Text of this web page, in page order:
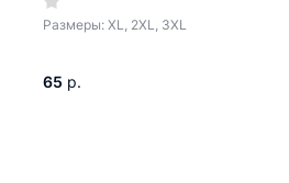
Размеры: XL, 2XL, 3XL
65 р.